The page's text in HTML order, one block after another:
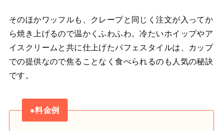
そのほかワッフルも、クレープと同じく注文が入ってか
ら焼き上げるので温かくふわふわ。冷たいホイップやア
イスクリームと共に仕上げたパフェスタイルは、カップ
での提供なので焦ることなく食べられるのも人気の秘訣
です。
●料金例